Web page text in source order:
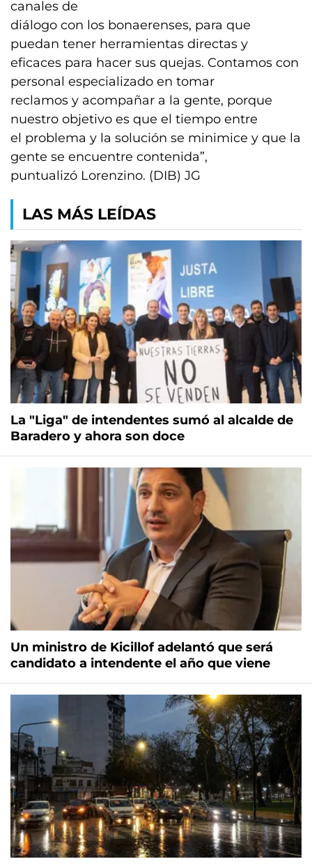
canales de
diálogo con los bonaerenses, para que
puedan tener herramientas directas y
eficaces para hacer sus quejas. Contamos con
personal especializado en tomar
reclamos y acompañar a la gente, porque
nuestro objetivo es que el tiempo entre
el problema y la solución se minimice y que la
gente se encuentre contenida”,
puntualizó Lorenzino. (DIB) JG
LAS MÁS LEÍDAS
La "Liga" de intendentes sumó al alcalde de
Baradero y ahora son doce
Un ministro de Kicillof adelantó que será
candidato a intendente el año que viene